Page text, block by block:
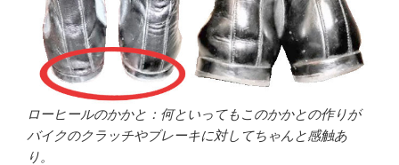
ローヒールのかかと：何といってもこのかかとの作りが
バイクのクラッチやブレーキに対してちゃんと感触あ
り。